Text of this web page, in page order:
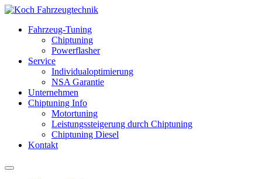
Fahrzeug-Tuning
Chiptuning
Powerflasher
Service
Individualoptimierung
NSA Garantie
Unternehmen
Chiptuning Info
Motortuning
Leistungssteigerung durch Chiptuning
Chiptuning Diesel
Kontakt